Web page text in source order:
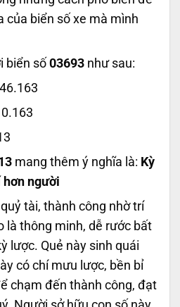
của biển số xe mà mình
biển số 03693 như sau:
mang thêm ý nghĩa là: Kỳ
hơn người
tài, thành công nhờ trí
là thông minh, dễ rước bất
lược. Quẻ này sinh quái
có chí mưu lược, bền bỉ
chạm đến thành công, đạt